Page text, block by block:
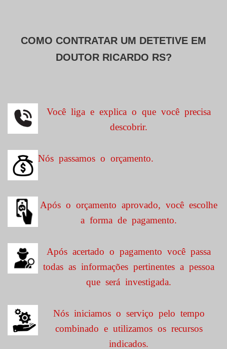
COMO CONTRATAR UM DETETIVE EM
DOUTOR RICARDO RS?
Você liga e explica o que você precisa
descobrir.
Nós passamos o orçamento.
Após o orçamento aprovado, você escolhe
a forma de pagamento.
Após acertado o pagamento você passa
todas as informações pertinentes a pessoa
que será investigada.
Nós iniciamos o serviço pelo tempo
combinado e utilizamos os recursos
indicados.